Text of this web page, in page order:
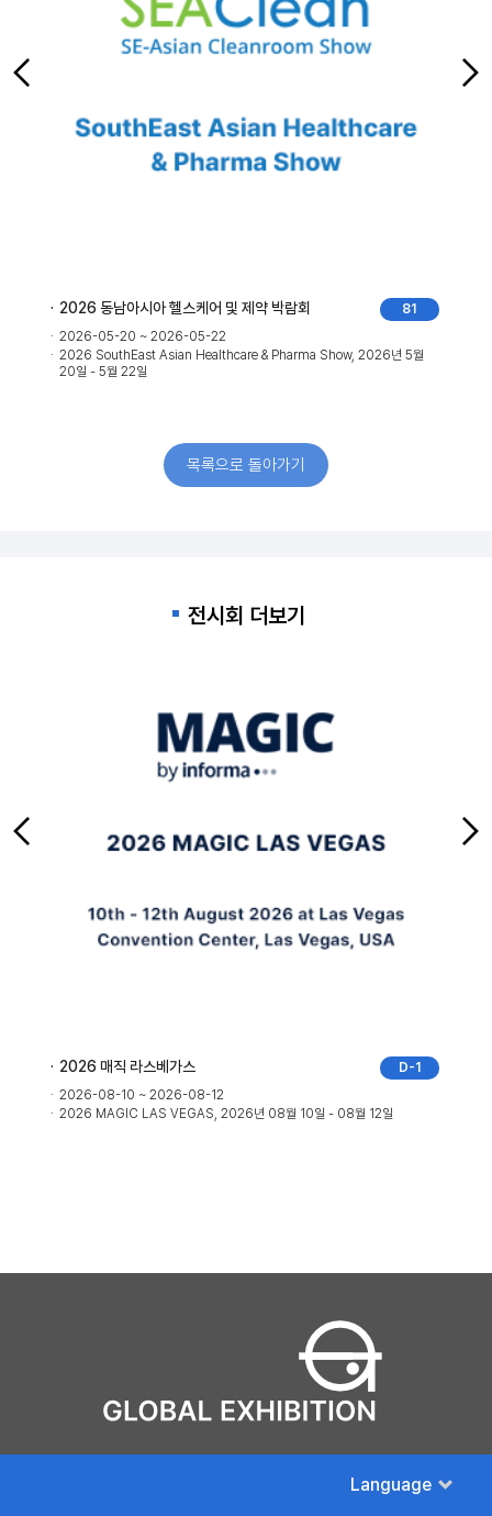
81
2026 동남아시아 헬스케어 및 제약 박람회
2026-05-20 ~ 2026-05-22
2026 SouthEast Asian Healthcare & Pharma Show, 2026년 5월
20일 - 5월 22일
목록으로 돌아가기
전시회 더보기
D-1
2026 매직 라스베가스
2026-08-10 ~ 2026-08-12
2026 MAGIC LAS VEGAS, 2026년 08월 10일 - 08월 12일
Language